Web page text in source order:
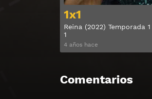
1x1
Reina (2022) Temporada
1
4 años hace
Comentarios